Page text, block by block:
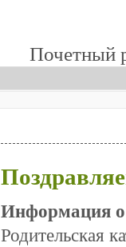
Почетный
Информация о
Родительская